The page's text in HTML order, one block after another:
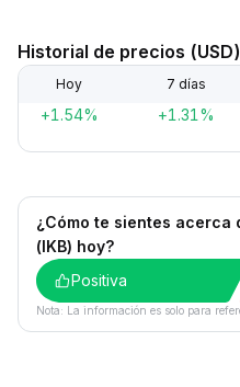
Historial de precios (USD)
Hoy 7 días
+1.54% +1.31%
¿Cómo te sientes acerca
(IKB) hoy?
Positiva
Nota: La información es solo para